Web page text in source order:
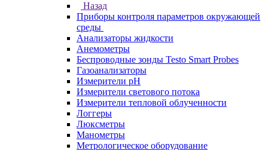
Назад
Приборы контроля параметров окружающей
среды
Анализаторы жидкости
Анемометры
Беспроводные зонды Testo Smart Probes
Газоанализаторы
Измерители pH
Измерители светового потока
Измерители тепловой облученности
Логгеры
Люксметры
Манометры
Метрологическое оборудование